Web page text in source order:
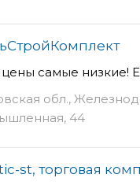
самые низкие!
обл.,
44
st, торговая